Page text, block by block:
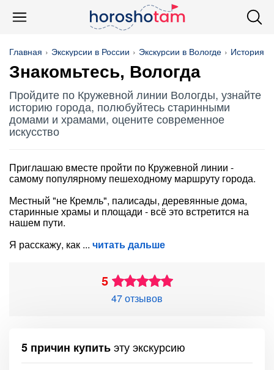
Главная Экскурсии в России Экскурсии в Вологде История и
Знакомьтесь, Вологда
Пройдите по Кружевной линии Вологды, узнайте
историю города, полюбуйтесь старинными
домами и храмами, оцените современное
искусство
Приглашаю вместе пройти по Кружевной линии -
самому популярному пешеходному маршруту города.
Местный "не Кремль", палисады, деревянные дома,
старинные храмы и площади - всё это встретится на
нашем пути.
Я расскажу, как
читать дальше
5
47 отзывов
5 причин купитьэту экскурсию